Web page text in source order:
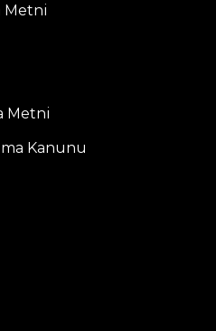
Metni
Metni
Kanunu